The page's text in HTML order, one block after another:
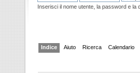
Inserisci il nome utente, la password e la
Indice Aiuto Ricerca Calendario